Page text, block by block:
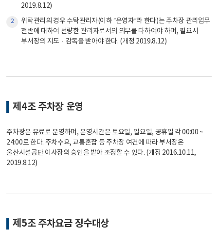
2019.8.12)
2
위탁관리의 경우 수탁관리자(이하 “운영자”라 한다)는 주차장 관리업무
전반에 대하여 선량한 관리자로서의 의무를 다하여야 하며, 필요시
부서장의 지도·감독을 받아야 한다. (개정 2019.8.12)
제4조 주차장 운영
주차장은 유료로 운영하며, 운영시간은 토요일, 일요일, 공휴일 각 00:00 ~
24:00로 한다. 주차수요, 교통혼잡 등 주차장 여건에 따라 부서장은
울산시설공단 이사장의 승인을 받아 조정할 수 있다. (개정 2016.10.11,
2019.8.12)
제5조 주차요금 징수대상